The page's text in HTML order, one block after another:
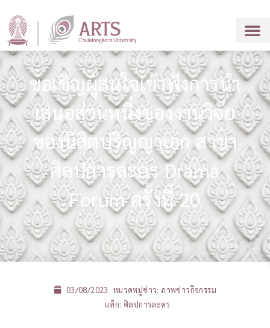
ขอเชิญผู้สนใจเข้าฟังการนำ
เสนอส่วนหนึ่งของงานวิจัย
ของนิสิตปริญญาเอก สาขา
ศิลปการละคร Drama
Forum ครั้งที่ 20
03/08/2023 หมวดหมู่ข่าว:ภาพข่าวกิจกรรม
แท็ก: ศิลปการละคร